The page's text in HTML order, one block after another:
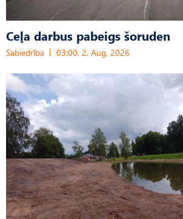
Ceļa darbus pabeigs šoruden
Sabiedrība 03:00, 2. Aug, 2026